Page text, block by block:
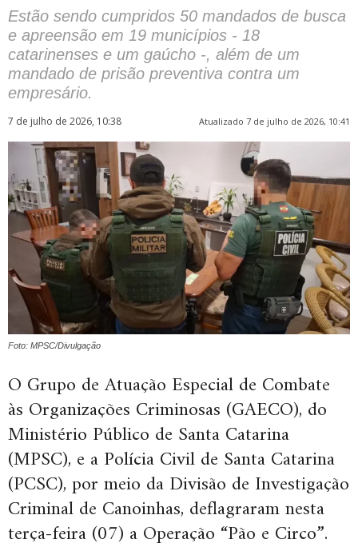
Estão sendo cumpridos 50 mandados de busca
e apreensão em 19 municípios - 18
catarinenses e um gaúcho -, além de um
mandado de prisão preventiva contra um
empresário.
7 de julho de 2026, 10:38 Atualizado 7 de julho de 2026, 10:41
Foto: MPSC/Divulgação
O Grupo de Atuação Especial de Combate
às Organizações Criminosas (GAECO), do
Ministério Público de Santa Catarina
(MPSC), e a Polícia Civil de Santa Catarina
(PCSC), por meio da Divisão de Investigação
Criminal de Canoinhas, deflagraram nesta
terça-feira (07) a Operação “Pão e Circo”.